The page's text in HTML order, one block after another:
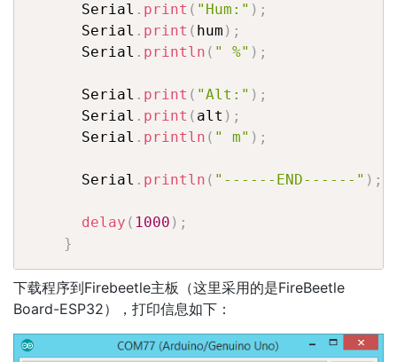
      Serial
. print ( "Hum:" ) ;
      Serial
. print ( hum ) ;
      Serial
. println ( " %" ) ;
      Serial
. print ( "Alt:" ) ;
      Serial
. print ( alt ) ;
      Serial
. println ( " m" ) ;
      Serial
. println ( "------END------" ) ;
delay ( 1000 ) ;
}
下载程序到Firebeetle主板（这里采用的是FireBeetle
Board-ESP32），打印信息如下：